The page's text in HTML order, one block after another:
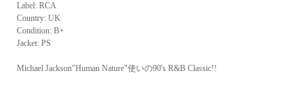
Label: RCA
Country: UK
Condition: B+
Jacket: PS
Michael Jackson"Human Nature"使いの90's R&B Classic!!